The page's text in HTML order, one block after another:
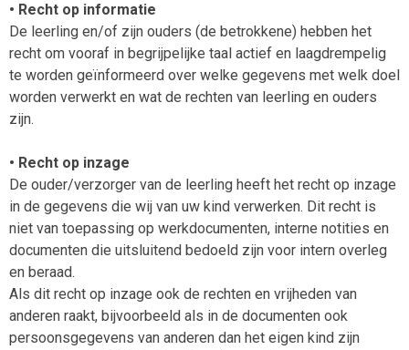
• Recht op informatie
De leerling en/of zijn ouders (de betrokkene) hebben het
recht om vooraf in begrijpelijke taal actief en laagdrempelig
te worden geïnformeerd over welke gegevens met welk doel
worden verwerkt en wat de rechten van leerling en ouders
zijn.
• Recht op inzage
De ouder/verzorger van de leerling heeft het recht op inzage
in de gegevens die wij van uw kind verwerken. Dit recht is
niet van toepassing op werkdocumenten, interne notities en
documenten die uitsluitend bedoeld zijn voor intern overleg
en beraad.
Als dit recht op inzage ook de rechten en vrijheden van
anderen raakt, bijvoorbeeld als in de documenten ook
persoonsgegevens van anderen dan het eigen kind zijn